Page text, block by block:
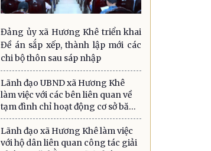
Đảng ủy xã Hương Khê triển khai
Đề án sắp xếp, thành lập mới các
chi bộ thôn sau sáp nhập
Lãnh đạo UBND xã Hương Khê
làm việc với các bên liên quan về
tạm đình chỉ hoạt động cơ sở băm
dăm gỗ và triển khai một số nhiệm
vụ trọng tâm
Lãnh đạo xã Hương Khê làm việc
với hộ dân liên quan công tác giải